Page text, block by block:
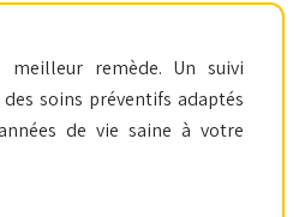
remède. Un suivi
soins préventifs adaptés
de vie saine à votre